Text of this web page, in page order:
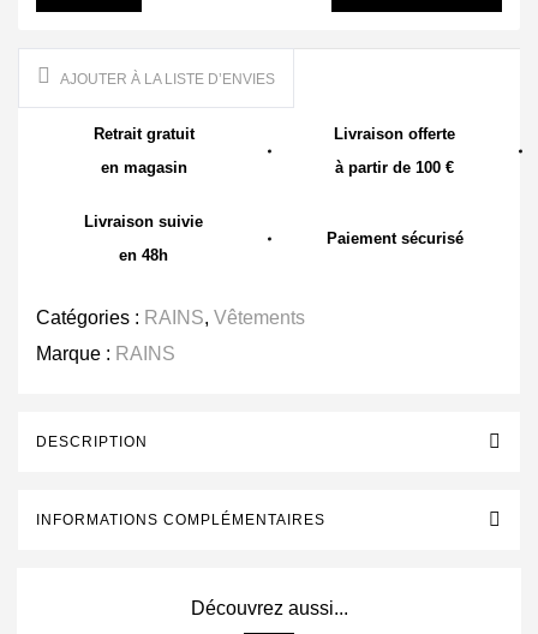
AJOUTER À LA LISTE D’ENVIES
Retrait gratuit
en magasin
Livraison offerte
à partir de 100 €
Livraison suivie
en 48h
Paiement sécurisé
Catégories : RAINS, Vêtements
Marque : RAINS
DESCRIPTION
INFORMATIONS COMPLÉMENTAIRES
Découvrez aussi...